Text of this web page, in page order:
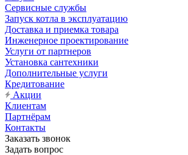
Сервисные службы
Запуск котла в эксплуатацию
Доставка и приемка товара
Инженерное проектирование
Услуги от партнеров
Установка сантехники
Дополнительные услуги
Кредитование
Акции
Клиентам
Партнёрам
Контакты
Заказать звонок
Задать вопрос